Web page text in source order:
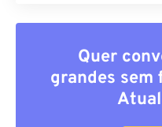
Quer
grandes sem